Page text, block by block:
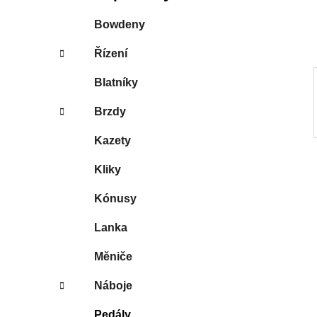
n
Bowdeny
Řízení
Blatníky
Brzdy
Kazety
Kliky
Kónusy
Lanka
Měniče
Náboje